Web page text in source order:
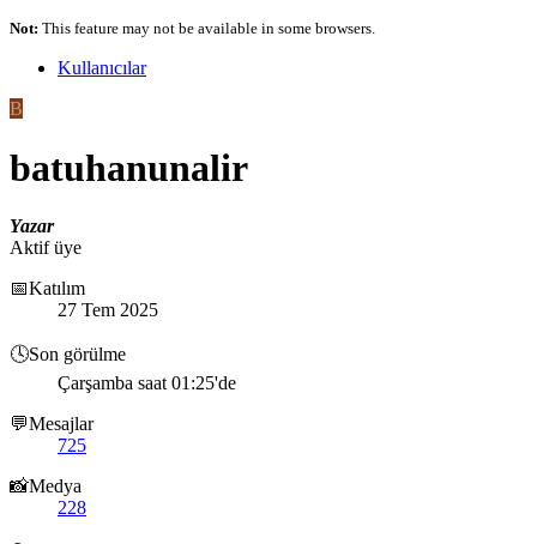
Not: This feature may not be available in some browsers.
Kullanıcılar
B
batuhanunalir
Yazar
Aktif üye
📅Katılım
27 Tem 2025
🕓Son görülme
Çarşamba saat 01:25'de
💬Mesajlar
725
📸Medya
228